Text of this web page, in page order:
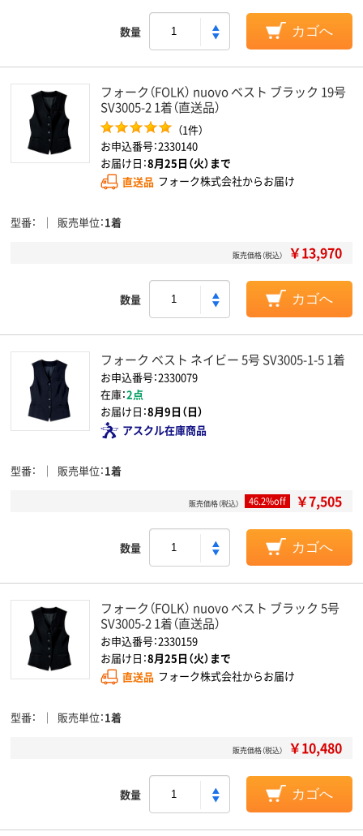
数量 カゴへ
フォーク（FOLK） nuovo ベスト ブラック 19号
SV3005-2 1着（直送品）
（1件）
お申込番号：2330140
お届け日：8月25日（火）まで
直送品 フォーク株式会社からお届け
型番 販売単位 1着
販売価格（税込） ￥13,970
数量 カゴへ
フォーク ベスト ネイビー 5号 SV3005-1-5 1着
お申込番号：2330079
在庫：2点
お届け日：8月9日（日）
アスクル在庫商品
型番 販売単位 1着
販売価格（税込） 46.2%off ￥7,505
数量 カゴへ
フォーク（FOLK） nuovo ベスト ブラック 5号
SV3005-2 1着（直送品）
お申込番号：2330159
お届け日：8月25日（火）まで
直送品 フォーク株式会社からお届け
型番 販売単位 1着
販売価格（税込） ￥10,480
数量 カゴへ